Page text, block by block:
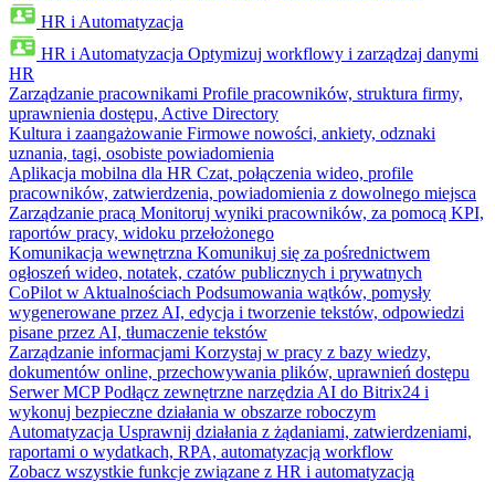
HR i Automatyzacja
HR i Automatyzacja Optymizuj workflowy i zarządzaj danymi
HR
Zarządzanie pracownikami Profile pracowników, struktura firmy,
uprawnienia dostępu, Active Directory
Kultura i zaangażowanie Firmowe nowości, ankiety, odznaki
uznania, tagi, osobiste powiadomienia
Aplikacja mobilna dla HR Czat, połączenia wideo, profile
pracowników, zatwierdzenia, powiadomienia z dowolnego miejsca
Zarządzanie pracą Monitoruj wyniki pracowników, za pomocą KPI,
raportów pracy, widoku przełożonego
Komunikacja wewnętrzna Komunikuj się za pośrednictwem
ogłoszeń wideo, notatek, czatów publicznych i prywatnych
CoPilot w Aktualnościach Podsumowania wątków, pomysły
wygenerowane przez AI, edycja i tworzenie tekstów, odpowiedzi
pisane przez AI, tłumaczenie tekstów
Zarządzanie informacjami Korzystaj w pracy z bazy wiedzy,
dokumentów online, przechowywania plików, uprawnień dostępu
Serwer MCP Podłącz zewnętrzne narzędzia AI do Bitrix24 i
wykonuj bezpieczne działania w obszarze roboczym
Automatyzacja Usprawnij działania z żądaniami, zatwierdzeniami,
raportami o wydatkach, RPA, automatyzacją workflow
Zobacz wszystkie funkcje związane z HR i automatyzacją